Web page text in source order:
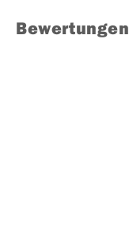
Bewertungen